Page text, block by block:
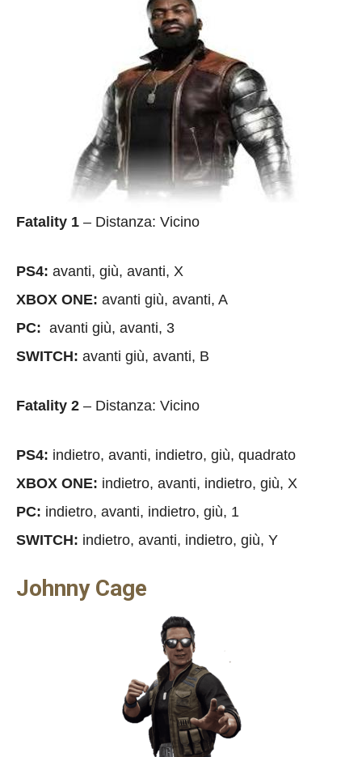
Fatality 1 – Distanza: Vicino
PS4: avanti, giù, avanti, X
XBOX ONE: avanti giù, avanti, A
PC: avanti giù, avanti, 3
SWITCH: avanti giù, avanti, B
Fatality 2 – Distanza: Vicino
PS4: indietro, avanti, indietro, giù, quadrato
XBOX ONE: indietro, avanti, indietro, giù, X
PC: indietro, avanti, indietro, giù, 1
SWITCH: indietro, avanti, indietro, giù, Y
Johnny Cage